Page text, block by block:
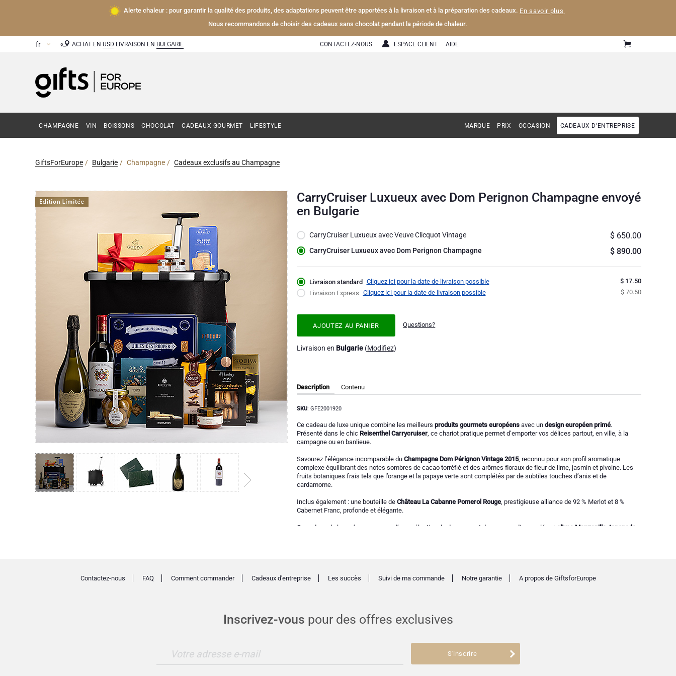
Alerte chaleur : pour garantir la qualité des produits, des adaptations peuvent être apportées à la livraison et à la préparation des cadeaux. En savoir plus.
Nous recommandons de choisir des cadeaux sans chocolat pendant la période de chaleur.
ACHAT EN USD LIVRAISON EN BULGARIE CONTACTEZ-NOUS ESPACE CLIENT AIDE
CHAMPAGNE VIN BOISSONS CHOCOLAT CADEAUX GOURMET LIFESTYLE MARQUE PRIX OCCASION CADEAUX D'ENTREPRISE
GiftsForEurope Bulgarie Champagne Cadeaux exclusifs au Champagne
CarryCruiser Luxueux avec Dom Perignon Champagne envoyé
en Bulgarie
CarryCruiser Luxueux avec Veuve Clicquot Vintage $ 650.00
CarryCruiser Luxueux avec Dom Perignon Champagne $ 890.00
Livraison standard Cliquez ici pour la date de livraison possible
$ 17.50
Livraison Express Cliquez ici pour la date de livraison possible $ 70.50
AJOUTEZ AU PANIER Questions?
Livraison en Bulgarie(Modifiez)
Description
SKU: GFE2001920
Ce cadeau de luxe unique combine les meilleurs produits gourmets européensavec un design européen primé.
Présenté dans le chic Reisenthel Carrycruiser, ce chariot pratique permet d’emporter vos délices partout, en ville, à la
campagne ou en banlieue.
Savourez l’élégance incomparable du Champagne Dom Pérignon Vintage 2015, reconnu pour son profil aromatique
complexe équilibrant des notes sombres de cacao torréfié et des arômes floraux de fleur de lime, jasmin et pivoine. Les
fruits botaniques frais tels que l’orange et la papaye verte sont complétés par de subtiles touches d’anis et de
cardamome.
Inclus également : une bouteille de Château La Cabanne Pomerol Rouge, prestigieuse alliance de 92 % Merlot et 8 %
Cabernet Franc, profonde et élégante.
Ce cadeau de luxe s’accompagne d’une sélection de douceurs et de gourmandises salées : olives Manzanilla tapenade
Contenu
Inscrivez-vous pour des offres exclusives
Votre adresse e-mail S'inscrire
Contactez-nous FAQ Comment commander Cadeaux d'entreprise Les succès Suivi de ma commande Notre garantie A propos de GiftsforEurope